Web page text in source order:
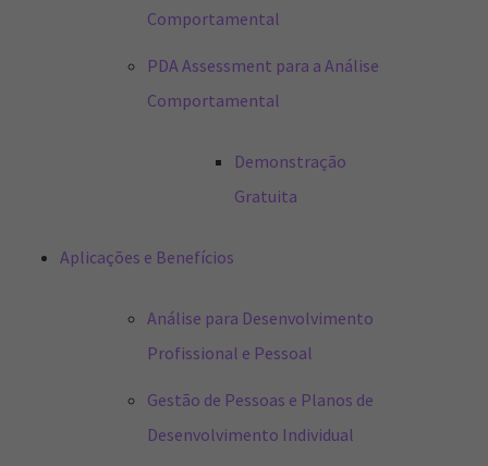
Comportamental
PDA Assessment para a Análise
Comportamental
Demonstração
Gratuita
Aplicações e Benefícios
Análise para Desenvolvimento
Profissional e Pessoal
Gestão de Pessoas e Planos de
Desenvolvimento Individual